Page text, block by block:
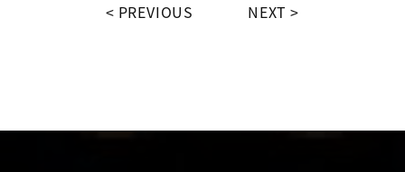
PREVIOUS NEXT